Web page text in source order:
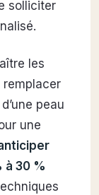
solliciter
les
remplacer
peau
une
à 30 %